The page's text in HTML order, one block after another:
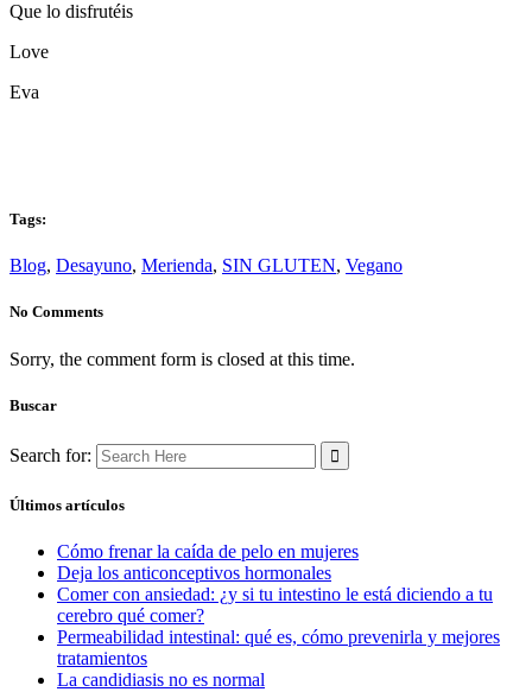
Que lo disfrutéis
Love
Eva
Tags:
Blog, Desayuno, Merienda, SIN GLUTEN, Vegano
No Comments
Sorry, the comment form is closed at this time.
Buscar
Search for:
Últimos artículos
Cómo frenar la caída de pelo en mujeres
Deja los anticonceptivos hormonales
Comer con ansiedad: ¿y si tu intestino le está diciendo a tu
cerebro qué comer?
Permeabilidad intestinal: qué es, cómo prevenirla y mejores
tratamientos
La candidiasis no es normal